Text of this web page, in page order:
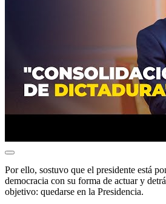
Por ello, sostuvo que el presidente está
democracia con su forma de actuar y
objetivo: quedarse en la Presidencia.